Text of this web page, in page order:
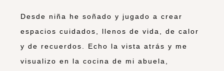
Desde niña he soñado y jugado a crear
espacios cuidados, llenos de vida, de calor
y de recuerdos. Echo la vista atrás y me
visualizo en la cocina de mi abuela,